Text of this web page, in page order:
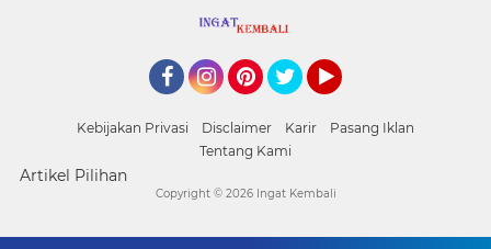
Kebijakan Privasi Disclaimer Karir
Pasang Iklan
Tentang Kami
Artikel Pilihan
Copyright © 2026 Ingat Kembali